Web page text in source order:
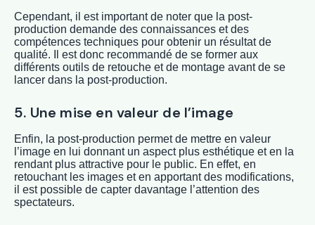
Cependant, il est important de noter que la post-
production demande des connaissances et des
compétences techniques pour obtenir un résultat de
qualité. Il est donc recommandé de se former aux
différents outils de retouche et de montage avant de se
lancer dans la post-production.
5. Une mise en valeur de l’image
Enfin, la post-production permet de mettre en valeur
l’image en lui donnant un aspect plus esthétique et en la
rendant plus attractive pour le public. En effet, en
retouchant les images et en apportant des modifications,
il est possible de capter davantage l’attention des
spectateurs.